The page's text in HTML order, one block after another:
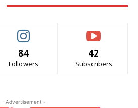
84
Followers
42
Subscribers
- Advertisement -